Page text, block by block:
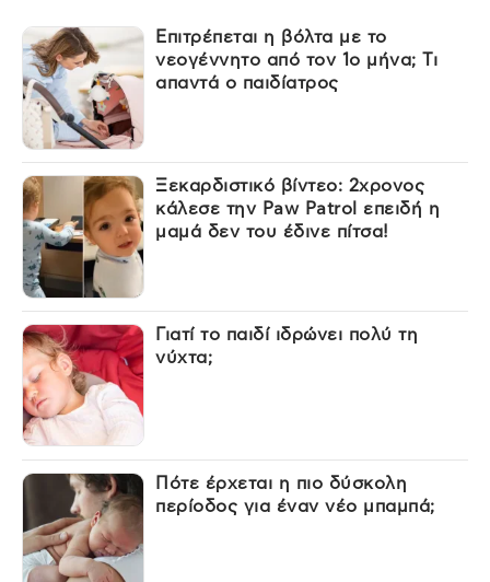
Επιτρέπεται η βόλτα με το
νεογέννητο από τον 1ο μήνα; Τι
απαντά ο παιδίατρος
Ξεκαρδιστικό βίντεο: 2χρονος
κάλεσε την Paw Patrol επειδή η
μαμά δεν του έδινε πίτσα!
Γιατί το παιδί ιδρώνει πολύ τη
νύχτα;
Πότε έρχεται η πιο δύσκολη
περίοδος για έναν νέο μπαμπά;